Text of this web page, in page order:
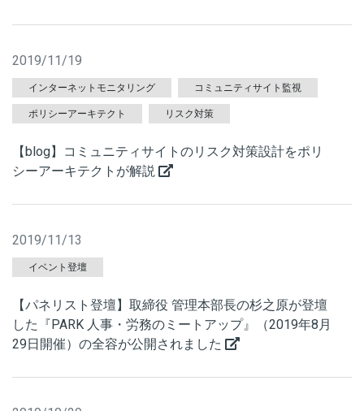
2019/11/19
インターネットモニタリング コミュニティサイト監視
ポリシーアーキテクト リスク対策
【blog】コミュニティサイトのリスク対策設計をポリ
シーアーキテクトが解説
2019/11/13
イベント登壇
【パネリスト登壇】取締役 管理本部長の杉之原が登壇
した『PARK 人事・労務のミートアップ』（2019年8月
29日開催）の全容が公開されました